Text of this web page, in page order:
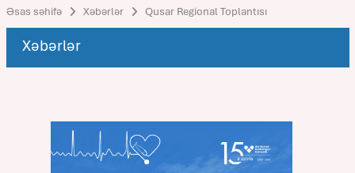
Əsas səhifə Xəbərlər Qusar Regional Toplantısı
Xəbərlər